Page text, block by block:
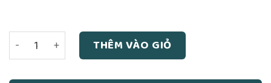
Những Kinh Nghiệm Về Khoa Xem Chỉ Tay số lượng
THÊM VÀO GIỎ